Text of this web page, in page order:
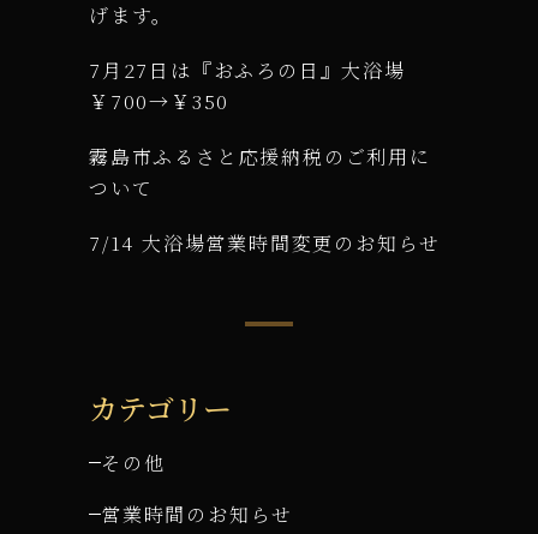
げます。
7月27日は『おふろの日』大浴場
￥700→￥350
霧島市ふるさと応援納税のご利用に
ついて
7/14 大浴場営業時間変更のお知らせ
カテゴリー
その他
営業時間のお知らせ